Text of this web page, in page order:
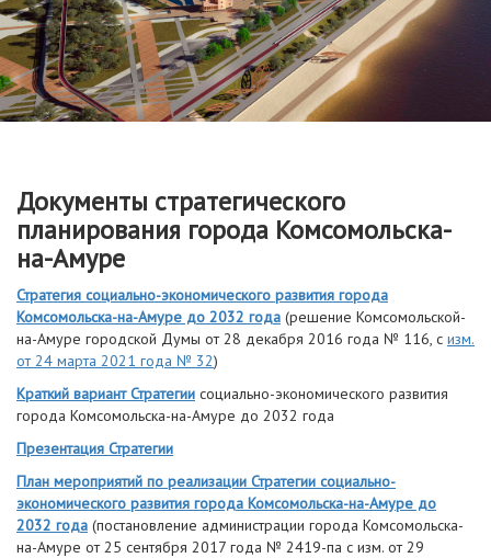
Документы стратегического
планирования города Комсомольска-
на-Амуре
Стратегия социально-экономического развития города
Комсомольска-на-Амуре до 2032 года (решение Комсомольской-
на-Амуре городской Думы от 28 декабря 2016 года № 116, с изм.
от 24 марта 2021 года № 32)
Краткий вариант Стратегии социально-экономического развития
города Комсомольска-на-Амуре до 2032 года
Презентация Стратегии
План мероприятий по реализации Стратегии социально-
экономического развития города Комсомольска-на-Амуре до
2032 года (постановление администрации города Комсомольска-
на-Амуре от 25 сентября 2017 года № 2419-па с изм. от 29